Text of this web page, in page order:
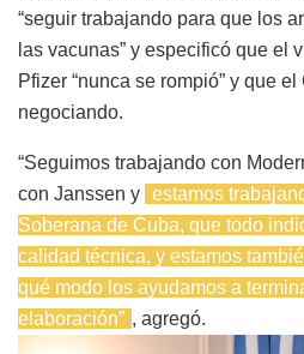
“seguir trabajando para que los
las vacunas” y especificó que el
Pfizer “nunca se rompió” y que
negociando.
“Seguimos trabajando con
con Janssen y
estamos
Soberana de Cuba, que todo
calidad técnica, y estamos
qué modo los ayudamos a
elaboración” , agregó.